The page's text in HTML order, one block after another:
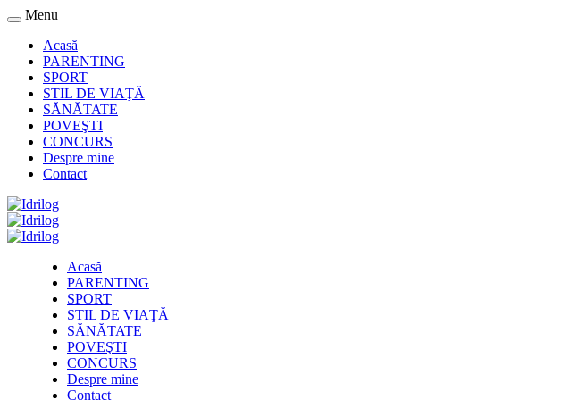
Menu
Acasă
PARENTING
SPORT
STIL DE VIAŢĂ
SĂNĂTATE
POVEŞTI
CONCURS
Despre mine
Contact
Acasă
PARENTING
SPORT
STIL DE VIAŢĂ
SĂNĂTATE
POVEŞTI
CONCURS
Despre mine
Contact